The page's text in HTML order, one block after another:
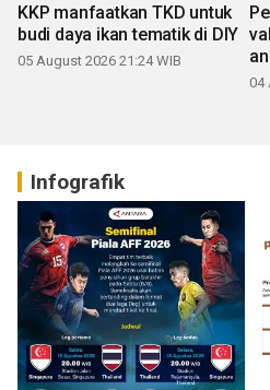
KKP manfaatkan TKD untuk
budi daya ikan tematik di DIY
05 August 2026 21:24 WIB
04
Infografik